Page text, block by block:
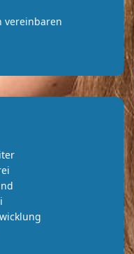
vereinbaren